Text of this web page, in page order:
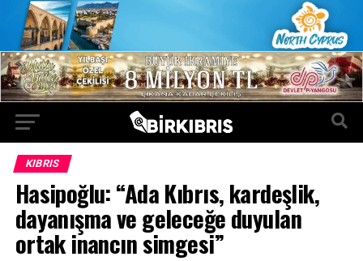
KIBRIS
Hasipoğlu: “Ada Kıbrıs, kardeşlik,
dayanışma ve geleceğe duyulan
ortak inancın simgesi”